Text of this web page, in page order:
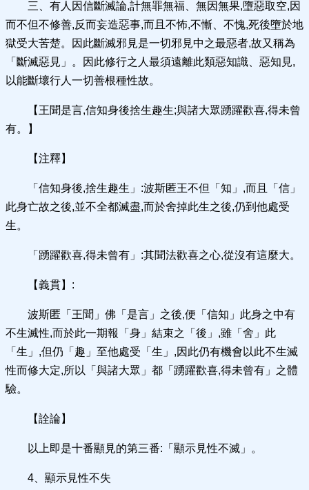
三、有人因信斷滅論,計無罪無福、無因無果,墮惡取空,因
而不但不修善,反而妄造惡事,而且不怖,不慚、不愧,死後墮於地
獄受大苦楚。因此斷滅邪見是一切邪見中之最惡者,故又稱為
「斷滅惡見」。因此修行之人最須遠離此類惡知識、惡知見,
以能斷壞行人一切善根種性故。
【王聞是言,信知身後捨生趣生;與諸大眾踴躍歡喜,得未曾
有。】
【注釋】
「信知身後,捨生趣生」:波斯匿王不但「知」,而且「信」
此身亡故之後,並不全都滅盡,而於舍掉此生之後,仍到他處受
生。
「踴躍歡喜,得未曾有」:其聞法歡喜之心,從沒有這麼大。
【義貫】:
波斯匿「王聞」佛「是言」之後,便「信知」此身之中有
不生滅性,而於此一期報「身」結束之「後」,雖「舍」此
「生」,但仍「趣」至他處受「生」,因此仍有機會以此不生滅
性而修大定,所以「與諸大眾」都「踴躍歡喜,得未曾有」之體
驗。
【詮論】
以上即是十番顯見的第三番:「顯示見性不滅」。
4、顯示見性不失